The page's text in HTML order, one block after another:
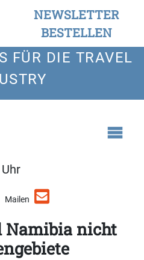
NEWSLETTER
BESTELLEN
FÜR DIE TRAVEL
Mailen
Namibia nicht